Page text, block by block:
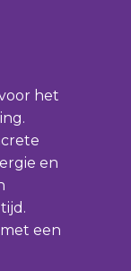
het
en
een